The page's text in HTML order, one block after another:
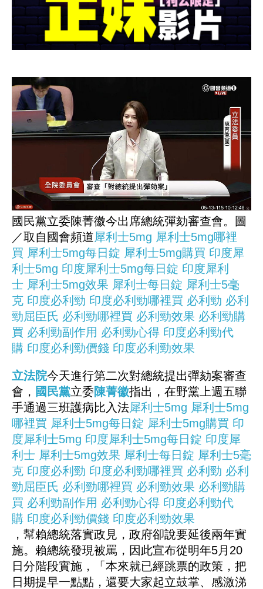
國民黨立委陳菁徽今出席總統彈劾審查會。圖
／取自國會頻道犀利士5mg 犀利士5mg哪裡
買 犀利士5mg每日錠 犀利士5mg購買 印度犀
利士5mg 印度犀利士5mg每日錠 印度犀利
士 犀利士5mg效果 犀利士每日錠 犀利士5毫
克 印度必利勁 印度必利勁哪裡買 必利勁 必利
勁屈臣氏 必利勁哪裡買 必利勁效果 必利勁購
買 必利勁副作用 必利勁心得 印度必利勁代
購 印度必利勁價錢 印度必利勁效果
立法院今天進行第二次對總統提出彈劾案審查
會， 國民黨立委陳菁徽指出，在野黨上週五聯
手通過三班護病比入法犀利士5mg 犀利士5mg
哪裡買 犀利士5mg每日錠 犀利士5mg購買 印
度犀利士5mg 印度犀利士5mg每日錠 印度犀
利士 犀利士5mg效果 犀利士每日錠 犀利士5毫
克 印度必利勁 印度必利勁哪裡買 必利勁 必利
勁屈臣氏 必利勁哪裡買 必利勁效果 必利勁購
買 必利勁副作用 必利勁心得 印度必利勁代
購 印度必利勁價錢 印度必利勁效果
，幫賴總統落實政見，政府卻說要延後兩年實
施。賴總統發現被罵，因此宣布從明年5月20
日分階段實施，「本來就已經跳票的政策，把
日期提早一點點，還要大家起立鼓掌、感激涕